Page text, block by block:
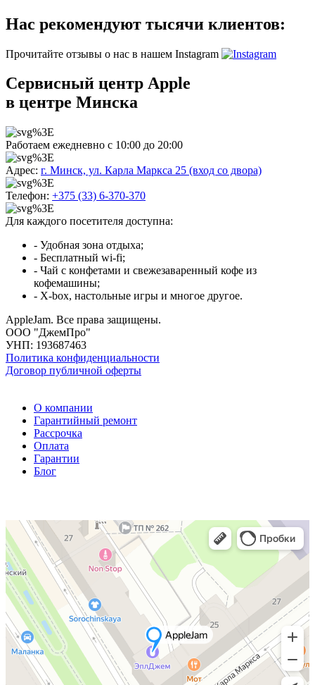
Нас рекомендуют тысячи клиентов:
Прочитайте отзывы о нас в нашем Instagram
Сервисный центр Apple
в центре Минска
Работаем ежедневно с 10:00 до 20:00
Адрес: г. Минск, ул. Карла Маркса 25 (вход со двора)
Телефон: +375 (33) 6-370-370
Для каждого посетителя доступна:
- Удобная зона отдыха;
- Бесплатный wi-fi;
- Чай с конфетами и свежезаваренный кофе из
кофемашины;
- X-box, настольные игры и многое другое.
AppleJam. Все права защищены.
ООО "ДжемПро"
УНП: 193687463
Политика конфиденциальности
Договор публичной оферты
О компании
Гарантийный ремонт
Рассрочка
Оплата
Гарантии
Блог